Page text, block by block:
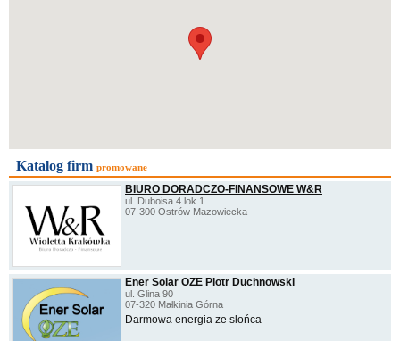
Katalog firm promowane
BIURO DORADCZO-FINANSOWE W&R
ul. Duboisa 4 lok.1
07-300 Ostrów Mazowiecka
Ener Solar OZE Piotr Duchnowski
ul. Glina 90
07-320 Małkinia Górna
Darmowa energia ze słońca